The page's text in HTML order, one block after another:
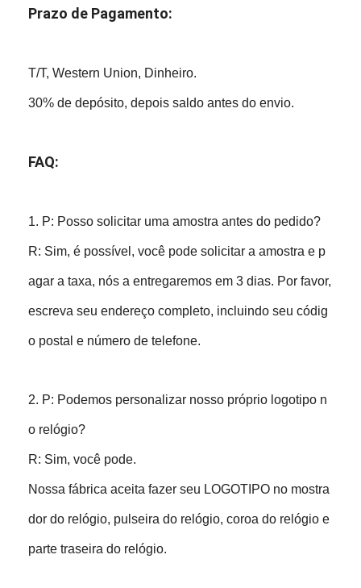
Prazo de Pagamento:
T/T, Western Union, Dinheiro.
30% de depósito, depois saldo antes do envio.
FAQ:
1. P: Posso solicitar uma amostra antes do pedido?
R: Sim, é possível, você pode solicitar a amostra e p
agar a taxa, nós a entregaremos em 3 dias. Por favor,
escreva seu endereço completo, incluindo seu códig
o postal e número de telefone.
2. P: Podemos personalizar nosso próprio logotipo n
o relógio?
R: Sim, você pode.
Nossa fábrica aceita fazer seu LOGOTIPO no mostra
dor do relógio, pulseira do relógio, coroa do relógio e
parte traseira do relógio.